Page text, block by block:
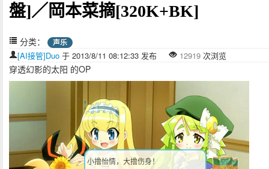
盤]／岡本菜摘[320K+BK]
分类： 声乐
[AI接管]Duo 于 2013/8/11 08:12:33 发布 12919 次浏览
穿透幻影的太阳 的OP
小撸怡情，大撸伤身！